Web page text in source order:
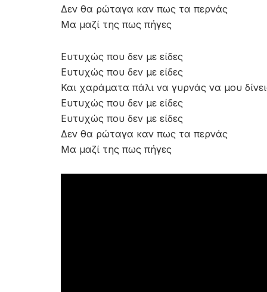
Δεν θα ρώταγα καν πως τα περνάς
Μα μαζί της πως πήγες
Ευτυχώς που δεν με είδες
Ευτυχώς που δεν με είδες
Και χαράματα πάλι να γυρνάς να μου
Ευτυχώς που δεν με είδες
Ευτυχώς που δεν με είδες
Δεν θα ρώταγα καν πως τα περνάς
Μα μαζί της πως πήγες